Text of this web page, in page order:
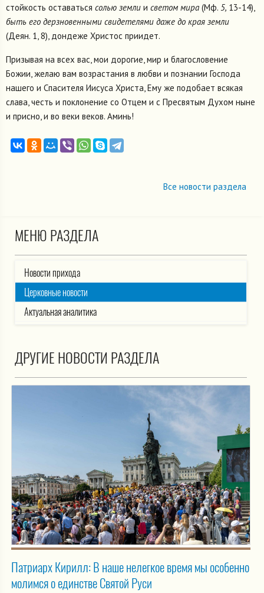
стойкость оставаться солью земли и светом мира (Мф. 5, 13-14),
быть его дерзновенными свидетелями даже до края земли
(Деян. 1, 8), дондеже Христос приидет.
Призывая на всех вас, мои дорогие, мир и благословение
Божии, желаю вам возрастания в любви и познании Господа
нашего и Спасителя Иисуса Христа, Ему же подобает всякая
слава, честь и поклонение со Отцем и с Пресвятым Духом ныне
и присно, и во веки веков. Аминь!
Все новости раздела
МЕНЮ РАЗДЕЛА
Новости прихода
Церковные новости
Актуальная аналитика
ДРУГИЕ НОВОСТИ РАЗДЕЛА
Патриарх Кирилл: В наше нелегкое время мы особенно
молимся о единстве Святой Руси